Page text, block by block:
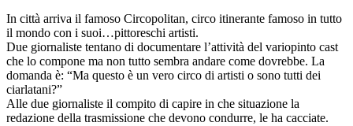
In città arriva il famoso Circopolitan, circo itinerante famoso in tutto
il mondo con i suoi…pittoreschi artisti.
Due giornaliste tentano di documentare l’attività del variopinto cast
che lo compone ma non tutto sembra andare come dovrebbe. La
domanda è: “Ma questo è un vero circo di artisti o sono tutti dei
ciarlatani?”
Alle due giornaliste il compito di capire in che situazione la
redazione della trasmissione che devono condurre, le ha cacciate.